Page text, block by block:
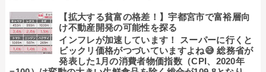
【拡大する貧富の格差！】宇都宮市で富裕層向
け不動産開発の可能性を探る
インフレが加速しています！ スーパーに行くと
ビックリ価格がつづいていますよね😅 総務省が
発表した1月の消費者物価指数（CPI、2020年